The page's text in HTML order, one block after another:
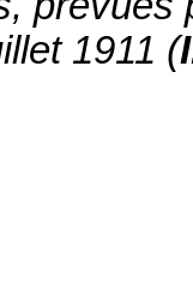
1911 (